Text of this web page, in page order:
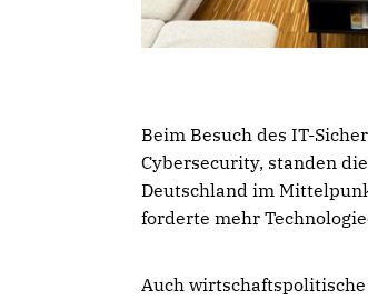
Beim Besuch des IT-
Cybersecurity, standen
Deutschland im
forderte mehr
Auch